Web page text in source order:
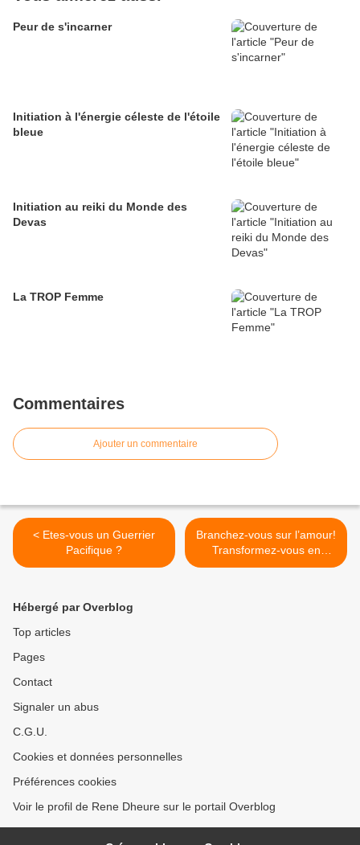
Peur de s'incarner
Initiation à l'énergie céleste de l'étoile
bleue
Initiation au reiki du Monde des
Devas
La TROP Femme
Commentaires
Ajouter un commentaire
< Etes-vous un Guerrier
Pacifique ?
Branchez-vous sur l’amour!
Transformez-vous en
amour ! >
Hébergé par Overblog
Top articles
Pages
Contact
Signaler un abus
C.G.U.
Cookies et données personnelles
Préférences cookies
Voir le profil de Rene Dheure sur le portail Overblog